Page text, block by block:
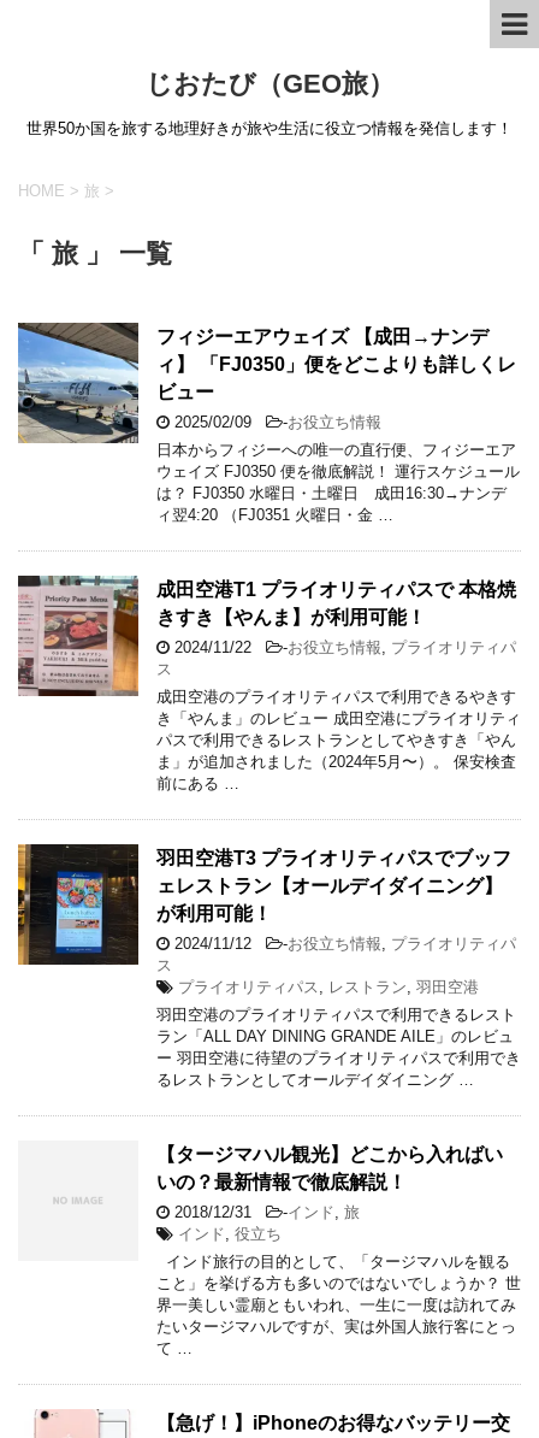
じおたび（GEO旅）
世界50か国を旅する地理好きが旅や生活に役立つ情報を発信します！
HOME > 旅 >
「 旅 」 一覧
フィジーエアウェイズ 【成田→ナンデ
ィ】 「FJ0350」便をどこよりも詳しくレ
ビュー
2025/02/09 -お役立ち情報
日本からフィジーへの唯一の直行便、フィジーエア
ウェイズ FJ0350 便を徹底解説！ 運行スケジュール
は？ FJ0350 水曜日・土曜日 成田16:30→ナンデ
ィ翌4:20 （FJ0351 火曜日・金 …
成田空港T1 プライオリティパスで 本格焼
きすき【やんま】が利用可能！
2024/11/22 -お役立ち情報
プライオリティパ
ス
成田空港のプライオリティパスで利用できるやきす
き「やんま」のレビュー 成田空港にプライオリティ
パスで利用できるレストランとしてやきすき「やん
ま」が追加されました（2024年5月〜）。 保安検査
前にある …
羽田空港T3 プライオリティパスでブッフ
ェレストラン【オールデイダイニング】
が利用可能！
2024/11/12 -お役立ち情報
プライオリティパ
ス
プライオリティパス
レストラン 羽田空港
羽田空港のプライオリティパスで利用できるレスト
ラン「ALL DAY DINING GRANDE AILE」のレビュ
ー 羽田空港に待望のプライオリティパスで利用でき
るレストランとしてオールデイダイニング …
【タージマハル観光】どこから入ればい
いの？最新情報で徹底解説！
2018/12/31 -インド 旅
インド 役立ち
インド旅行の目的として、「タージマハルを観る
こと」を挙げる方も多いのではないでしょうか？ 世
界一美しい霊廟ともいわれ、一生に一度は訪れてみ
たいタージマハルですが、実は外国人旅行客にとっ
て …
【急げ！】iPhoneのお得なバッテリー交